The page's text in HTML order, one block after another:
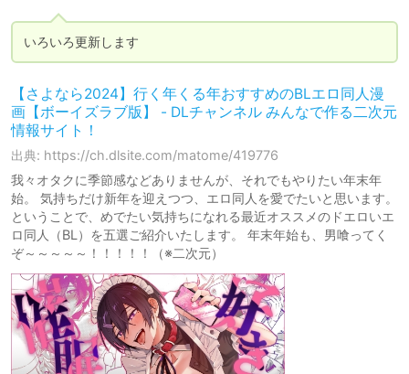
いろいろ更新します
【さよなら2024】行く年くる年おすすめのBLエロ同人漫
画【ボーイズラブ版】 - DLチャンネル みんなで作る二次元
情報サイト！
出典: https://ch.dlsite.com/matome/419776
我々オタクに季節感などありませんが、それでもやりたい年末年
始。 気持ちだけ新年を迎えつつ、エロ同人を愛でたいと思います。
ということで、めでたい気持ちになれる最近オススメのドエロいエ
ロ同人（BL）を五選ご紹介いたします。 年末年始も、男喰ってく
ぞ～～～～～！！！！！（※二次元）